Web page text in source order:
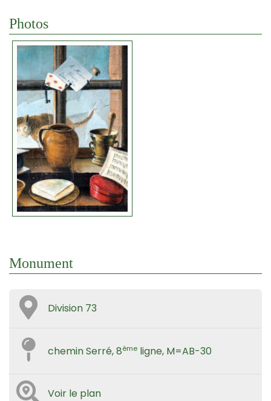
Photos
Monument
Division 73
chemin Serré, 8ème ligne, M=AB-30
Voir le plan